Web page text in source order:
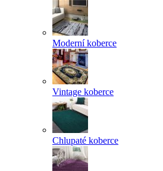
Moderní koberce
Vintage koberce
Chlupaté koberce